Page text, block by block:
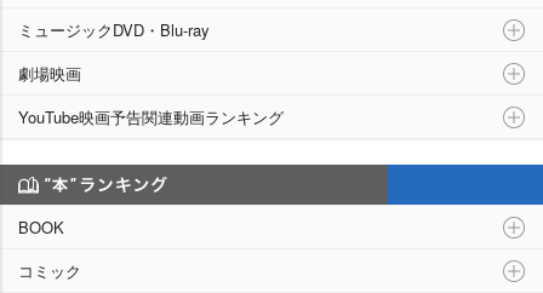
ミュージックDVD・Blu-ray
劇場映画
YouTube映画予告関連動画ランキング
BOOK
コミック